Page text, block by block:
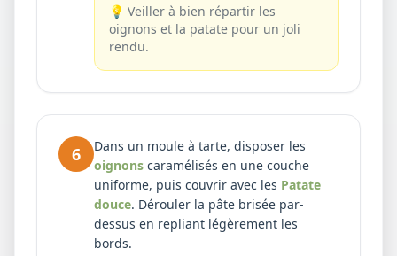
💡 Veiller à bien répartir les
oignons et la patate pour un joli
rendu.
6
Dans un moule à tarte, disposer les
oignons caramélisés en une couche
uniforme, puis couvrir avec les Patate
douce. Dérouler la pâte brisée par-
dessus en repliant légèrement les
bords.